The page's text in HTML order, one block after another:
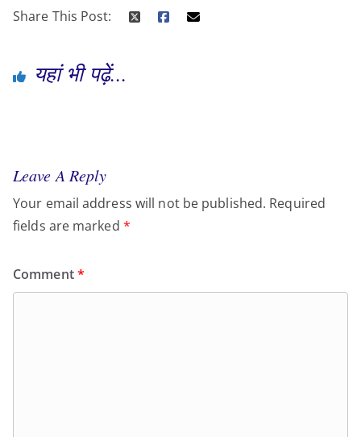
Share This Post:
यहां भी पढ़ें...
Leave A Reply
Your email address will not be published. Required
fields are marked *
Comment*